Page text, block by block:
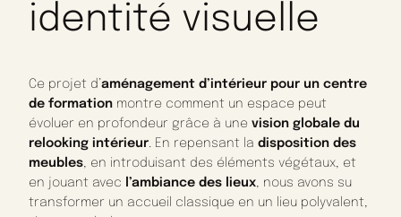
identité visuelle
Ce projet d’aménagement d’intérieur pour un centre
de formation montre comment un espace peut
évoluer en profondeur grâce à une vision globale du
relooking intérieur. En repensant la disposition des
meubles, en introduisant des éléments végétaux, et
en jouant avec
l’ambiance des lieux, nous avons su
transformer un accueil classique en un lieu polyvalent,